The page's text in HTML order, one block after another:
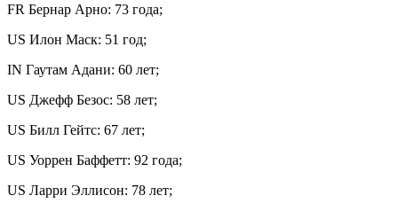
FR Бернар Арно: 73 года;
US Илон Маск: 51 год;
IN Гаутам Адани: 60 лет;
US Джефф Безос: 58 лет;
US Билл Гейтс: 67 лет;
US Уоррен Баффетт: 92 года;
US Ларри Эллисон: 78 лет;